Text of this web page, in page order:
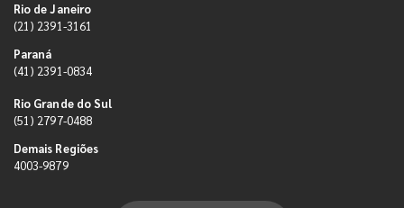
Rio de Janeiro
(21) 2391-3161
Paraná
(41) 2391-0834
Rio Grande do Sul
(51) 2797-0488
Demais Regiões
4003-9879